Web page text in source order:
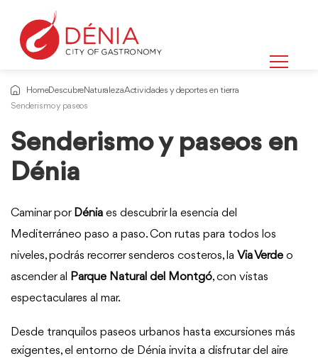
HomeDescubreNaturalezaActividades y deportes en tierra
Senderismo y paseos
Senderismo y paseos en
Dénia
Caminar por Dénia es descubrir la esencia del
Mediterráneo paso a paso. Con rutas para todos los
niveles, podrás recorrer senderos costeros, la Via Verde o
ascender al
Parque Natural del Montgó, con vistas
espectaculares al mar.
Desde tranquilos paseos urbanos hasta excursiones más
exigentes, el entorno de Dénia invita a disfrutar del aire